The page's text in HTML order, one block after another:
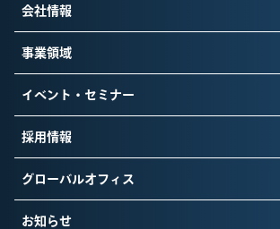
会社情報
事業領域
イベント・セミナー
採用情報
グローバルオフィス
お知らせ